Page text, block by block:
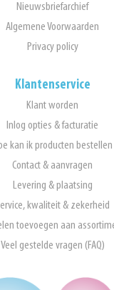
Nieuwsbriefarchief
Algemene Voorwaarden
Privacy policy
Klantenservice
Klant worden
Inlog opties & facturatie
kan ik producten bestellen
Contact & aanvragen
Levering & plaatsing
kwaliteit & zekerheid
toevoegen aan
Veel gestelde vragen (FAQ)